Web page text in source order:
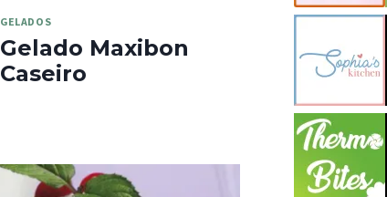
GELADOS
Gelado Maxibon
Caseiro